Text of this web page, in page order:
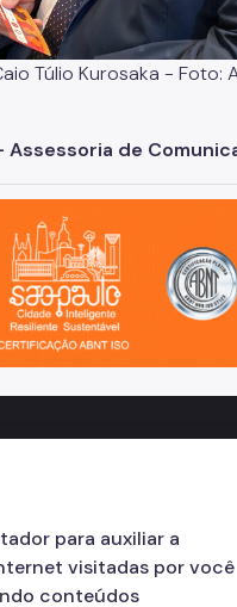
Túlio Kurosaka - Foto:
Assessoria de
e sustentável
para auxiliar a
visitadas por você
conteúdos